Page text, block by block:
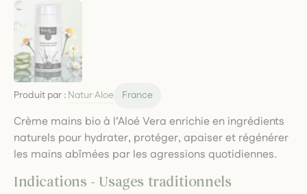
Produit par : Natur Aloe France
Crème mains bio à l’Aloé Vera enrichie en ingrédients
naturels pour hydrater, protéger, apaiser et régénérer
les mains abîmées par les agressions quotidiennes.
Indications - Usages traditionnels